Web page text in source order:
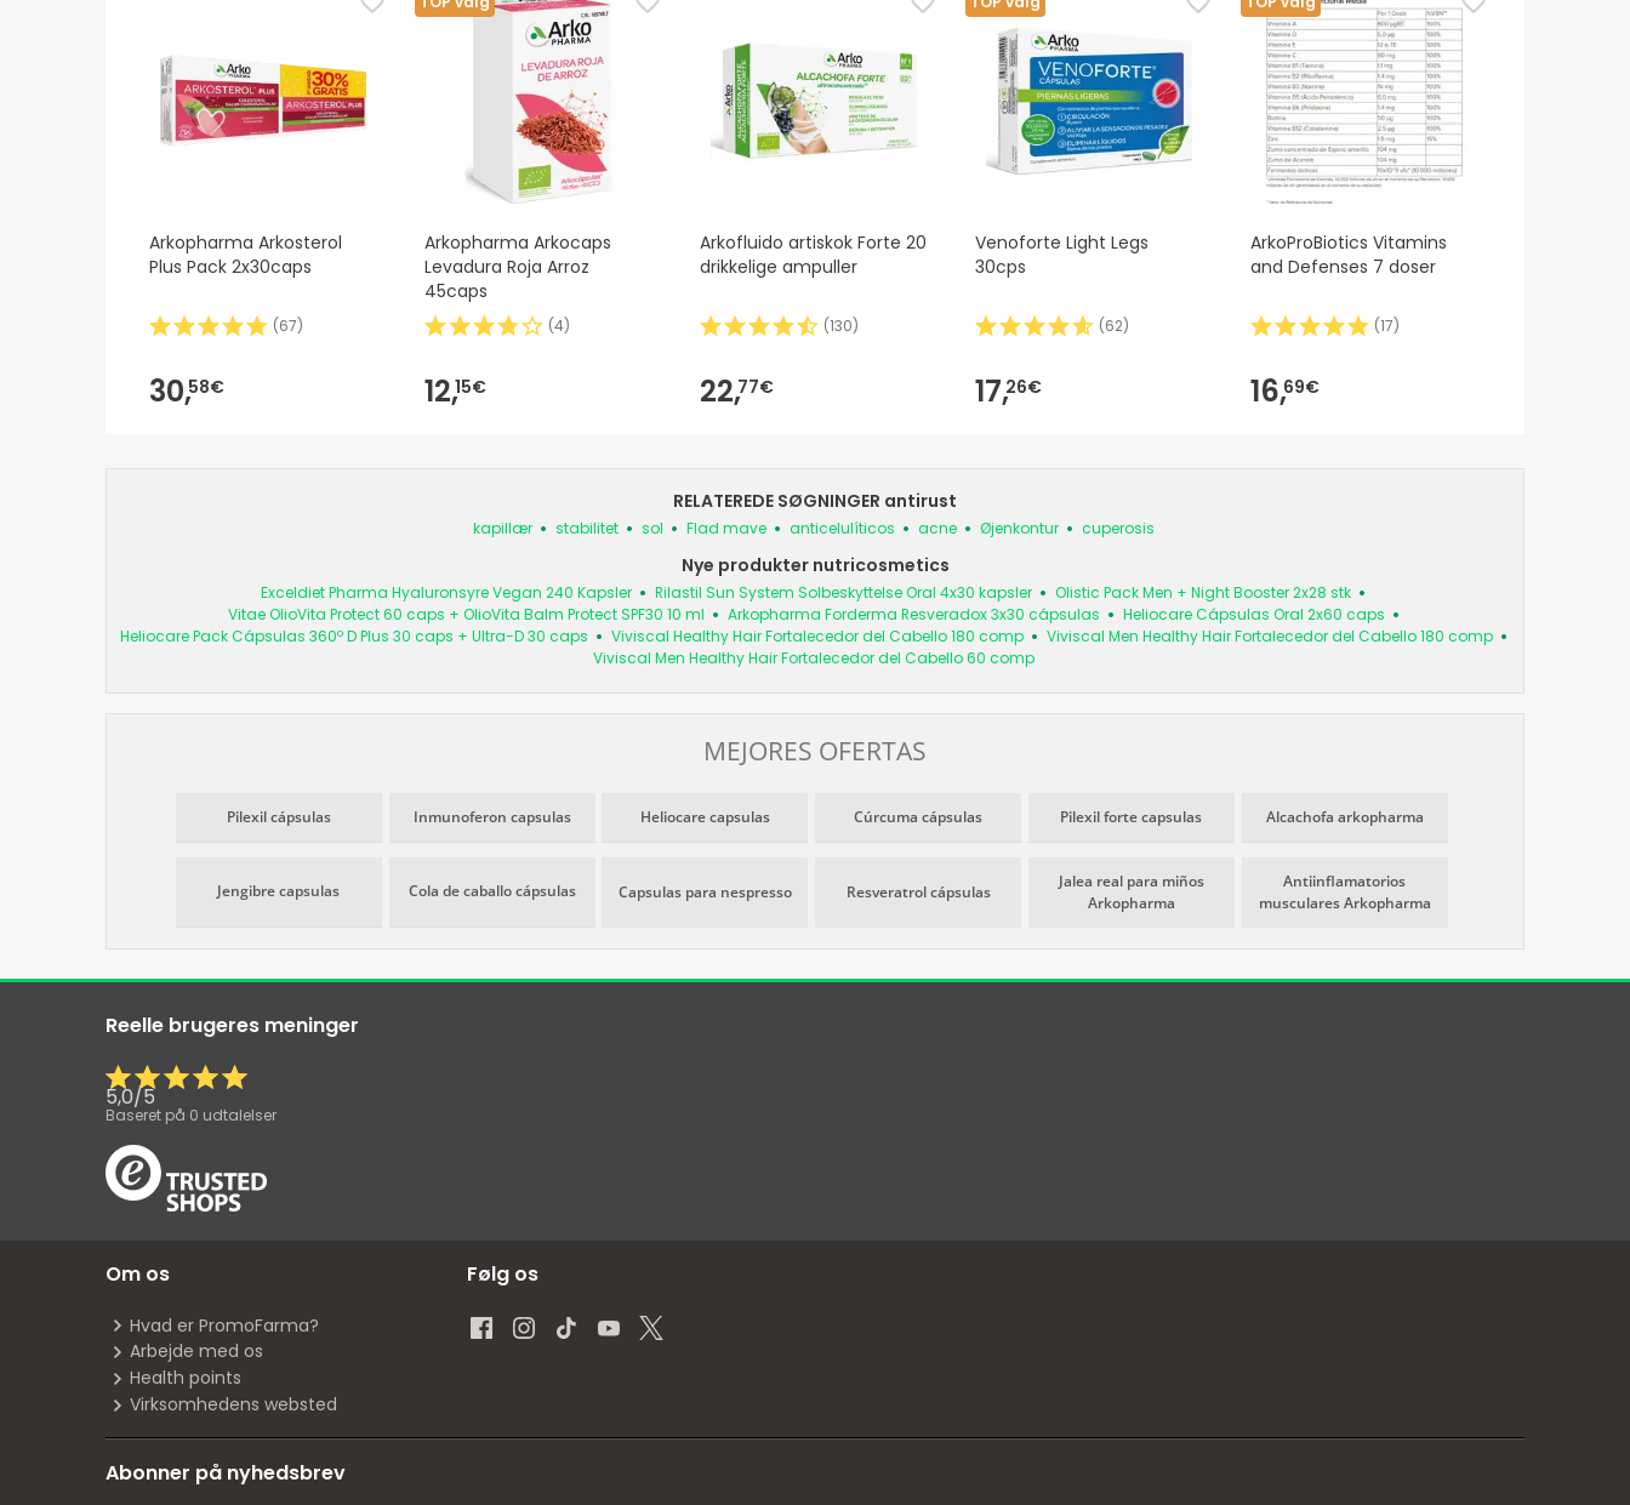
Arkopharma Arkosterol
Plus Pack 2x30caps
(67)
30,58€
Arkopharma Arkocaps
Levadura Roja Arroz
45caps
(4)
12,15€
Arkofluido artiskok Forte 20
drikkelige ampuller
(130)
22,77€
Venoforte Light Legs
30cps
(62)
17,26€
ArkoProBiotics Vitamins
and Defenses 7 doser
(17)
16,69€
RELATEREDE SØGNINGER antirust
kapillær stabilitet sol Flad mave anticelulíticos acne Øjenkontur cuperosis
Nye produkter nutricosmetics
Exceldiet Pharma Hyaluronsyre Vegan 240 Kapsler Rilastil Sun System Solbeskyttelse Oral 4x30 kapsler
Olistic Pack Men + Night Booster 2x28 stk
Vitae OlioVita Protect 60 caps + OlioVita Balm Protect SPF30 10 ml
Arkopharma Forderma Resveradox 3x30 cápsulas
Heliocare Cápsulas Oral 2x60 caps
Heliocare Pack Cápsulas 360º D Plus 30 caps + Ultra-D 30 caps
Viviscal Healthy Hair Fortalecedor del Cabello 180 comp
Viviscal Men Healthy Hair Fortalecedor del Cabello 180 comp
Viviscal Men Healthy Hair Fortalecedor del Cabello 60 comp
MEJORES OFERTAS
Pilexil cápsulas Inmunoferon capsulas Heliocare capsulas Cúrcuma cápsulas Pilexil forte capsulas Alcachofa arkopharma
Jengibre capsulas Cola de caballo cápsulas Capsulas para nespresso Resveratrol cápsulas
Jalea real para miños
Arkopharma
Antiinflamatorios
musculares Arkopharma
Reelle brugeres meninger
5,0/5
Baseret på 0 udtalelser
Om os
Hvad er PromoFarma?
Arbejde med os
Health points
Virksomhedens websted
Følg os
Abonner på nyhedsbrev